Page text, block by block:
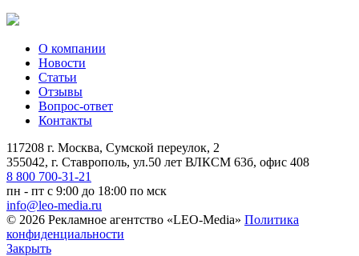
О компании
Новости
Статьи
Отзывы
Вопрос-ответ
Контакты
117208 г. Москва, Сумской переулок, 2
355042, г. Ставрополь, ул.50 лет ВЛКСМ 63б, офис 408
8 800 700-31-21
пн - пт с 9:00 до 18:00 по мск
info@leo-media.ru
© 2026 Рекламное агентство «LEO-Media» Политика
конфиденциальности
Закрыть